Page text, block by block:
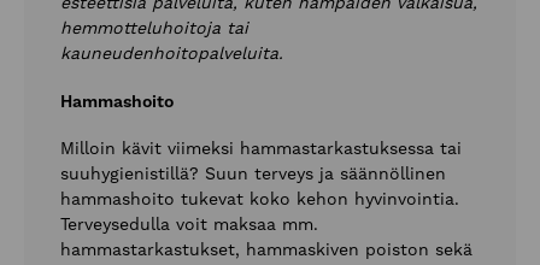
hemmotteluhoitoja tai
kauneudenhoitopalveluita.
Hammashoito
Milloin kävit viimeksi hammastarkastuksessa tai
suuhygienistillä? Suun terveys ja säännöllinen
hammashoito tukevat koko kehon hyvinvointia.
Terveysedulla voit maksaa mm.
hammastarkastukset, hammaskiven poiston sekä